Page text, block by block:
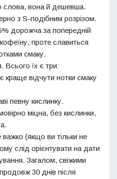
слова, вона й дешевша.
з S-подібним розрізом.
дорожча за попередній
проте славиться
смаку.
Всього їх є три:
краще відчути нотки смаку
певну кислинку.
міцна, без кислинки,
важко (якщо ви тільки не
слід орієнтувати на дати
Загалом, свіжими
30 днів після